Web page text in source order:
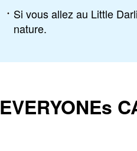
Si vous allez au Little
nature.
EVERYONEs